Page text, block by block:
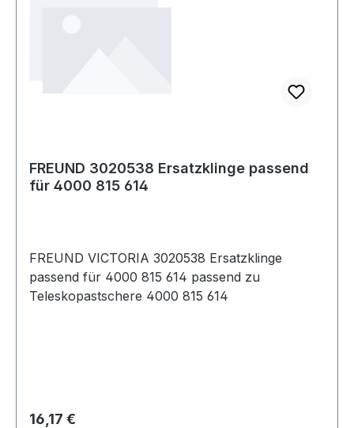
FREUND 3020538 Ersatzklinge passend
für 4000 815 614
FREUND VICTORIA 3020538 Ersatzklinge
passend für 4000 815 614 passend zu
Teleskopastschere 4000 815 614
Regulärer Preis:
16,17 €